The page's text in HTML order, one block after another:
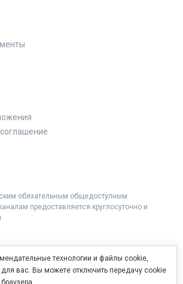
обязательным общедоступным
предоставляется круглосуточно и
технологии и файлы cookie,
для вас. Вы можете отключить передачу cookie